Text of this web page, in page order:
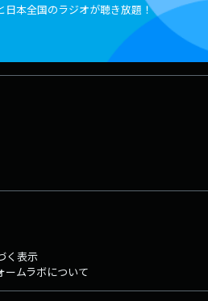
日本全国のラジオが聴き放題！
く表示
ームラボについて